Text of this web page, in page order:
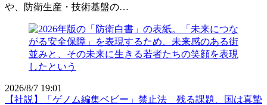
や、防衛生産・技術基盤の…
2026/8/7 19:01
【社説】「ゲノム編集ベビー」禁止法 残る課題、国は真摯